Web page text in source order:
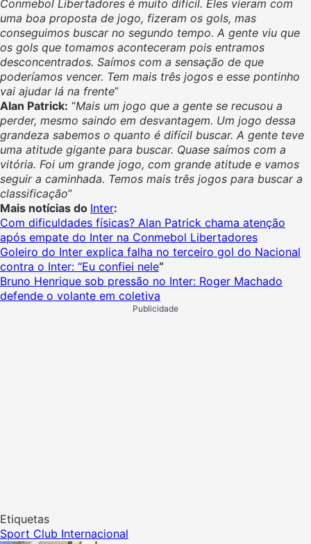
Conmebol Libertadores é muito difícil. Eles vieram com
uma boa proposta de jogo, fizeram os gols, mas
conseguimos buscar no segundo tempo. A gente viu que
os gols que tomamos aconteceram pois entramos
desconcentrados. Saímos com a sensação de que
poderíamos vencer. Tem mais três jogos e esse pontinho
vai ajudar lá na frente”
Alan Patrick: “Mais um jogo que a gente se recusou a
perder, mesmo saindo em desvantagem. Um jogo dessa
grandeza sabemos o quanto é difícil buscar. A gente teve
uma atitude gigante para buscar. Quase saímos com a
vitória. Foi um grande jogo, com grande atitude e vamos
seguir a caminhada. Temos mais três jogos para buscar a
classificação”
Mais notícias do Inter:
Com dificuldades físicas? Alan Patrick chama atenção
após empate do Inter na Conmebol Libertadores
Goleiro do Inter explica falha no terceiro gol do Nacional
contra o Inter: “Eu confiei nele“
Bruno Henrique sob pressão no Inter: Roger Machado
defende o volante em coletiva
Publicidade
Etiquetas
Sport Club Internacional